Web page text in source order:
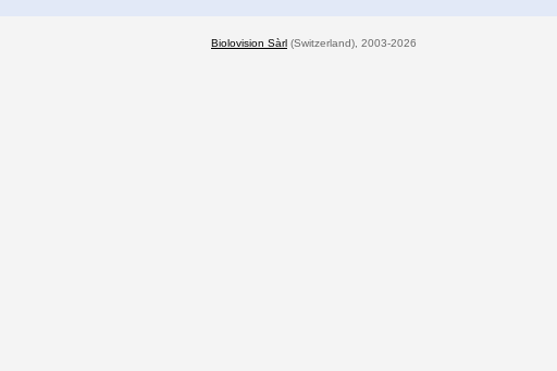
Biolovision Sàrl (Switzerland), 2003-2026